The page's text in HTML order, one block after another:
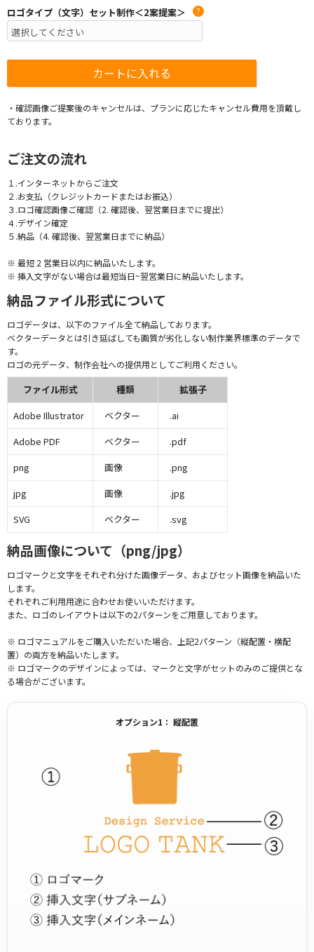
ロゴタイプ（文字）セット制作＜2案提案＞ ?
・確認画像ご提案後のキャンセルは、プランに応じたキャンセル費用を頂戴し
ております。
ご注文の流れ
１.インターネットからご注文
２.お支払（クレジットカードまたはお振込）
３.ロゴ確認画像ご確認（2. 確認後、翌営業日までに提出）
４.デザイン確定
５.納品（4. 確認後、翌営業日までに納品）
※ 最短 2 営業日以内に納品いたします。
※ 挿入文字がない場合は最短当日~翌営業日に納品いたします。
納品ファイル形式について
ロゴデータは、以下のファイル全て納品しております。
ベクターデータとは引き延ばしても画質が劣化しない制作業界標準のデータで
す。
ロゴの元データ、制作会社への提供用としてご利用ください。
ファイル形式 種類
拡張子
Adobe Illustrator
ベクター
.ai
Adobe PDF
ベクター
.pdf
png
画像
.png
jpg
画像
.jpg
SVG
ベクター .svg
納品画像について（png/jpg）
ロゴマークと文字をそれぞれ分けた画像データ、およびセット画像を納品いた
します。
それぞれご利用用途に合わせお使いいただけます。
また、ロゴのレイアウトは以下の2パターンをご用意しております。
※ ロゴマニュアルをご購入いただいた場合、上記2パターン（縦配置・横配
置）の両方を納品いたします。
※ ロゴマークのデザインによっては、マークと文字がセットのみのご提供とな
る場合がございます。
オプション1： 縦配置